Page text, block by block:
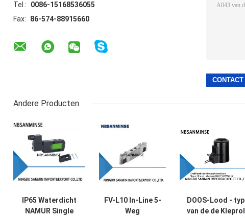
Tel.:
0086-15168536055
Fax:
86-574-88915660
Andere Producten
IP65 Waterdicht
NAMUR Single
FV-L10 In-Line 5-
Weg
DOOS-Lood - typ
van de de Kleprol